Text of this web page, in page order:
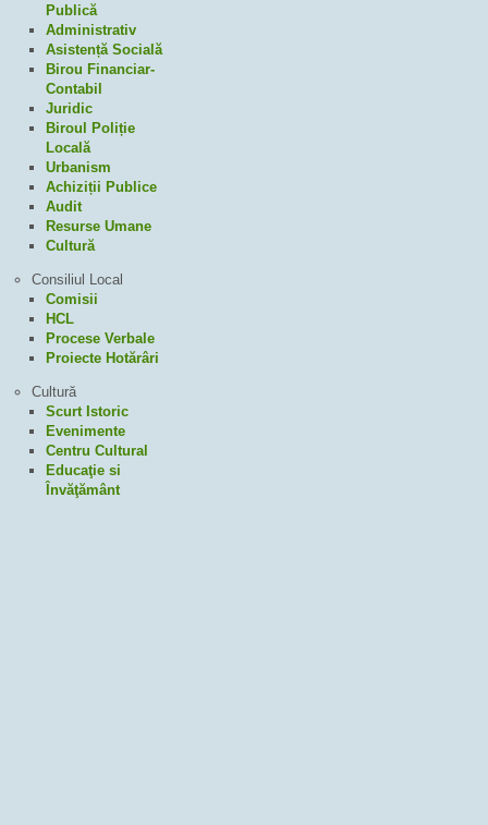
Publică
Administrativ
Asistență Socială
Birou Financiar-
Contabil
Juridic
Biroul Poliție
Locală
Urbanism
Achiziții Publice
Audit
Resurse Umane
Cultură
Consiliul Local
Comisii
HCL
Procese Verbale
Proiecte Hotărâri
Cultură
Scurt Istoric
Evenimente
Centru Cultural
Educaţie si
Învăţământ